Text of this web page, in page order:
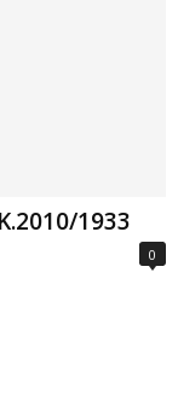
1933
0